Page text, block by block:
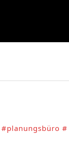
#planungsbüro #